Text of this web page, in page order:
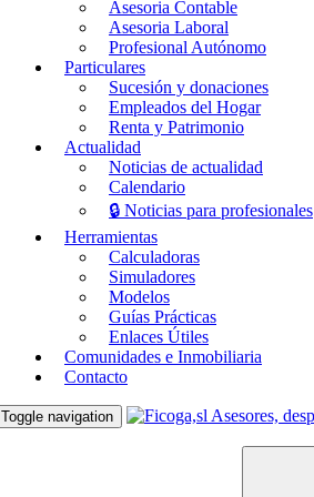
Asesoria Contable
Asesoria Laboral
Profesional Autónomo
Particulares
Sucesión y donaciones
Empleados del Hogar
Renta y Patrimonio
Actualidad
Noticias de actualidad
Calendario
🔒 Noticias para profesionales
Herramientas
Calculadoras
Simuladores
Modelos
Guías Prácticas
Enlaces Útiles
Comunidades e Inmobiliaria
Contacto
Toggle navigation